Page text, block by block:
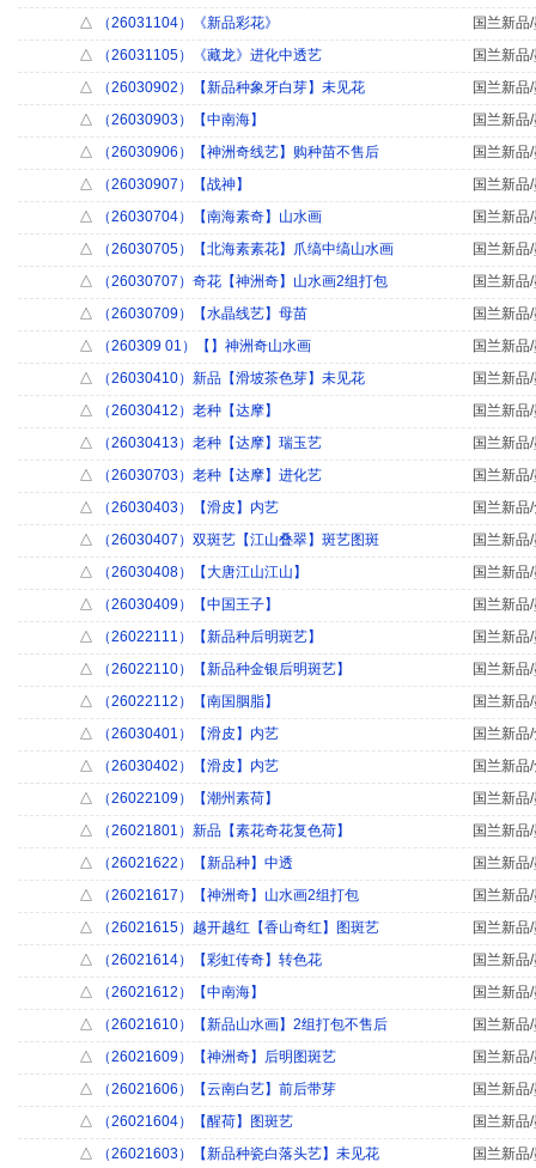
△ （26031104）《新品彩花》
国兰新品
△ （26031105）《藏龙》进化中透艺
国兰新品
△ （26030902）【新品种象牙白芽】未见花
国兰新品
△ （26030903）【中南海】
国兰新品
△ （26030906）【神洲奇线艺】购种苗不售后
国兰新品
△ （26030907）【战神】
国兰新品
△ （26030704）【南海素奇】山水画
国兰新品
△ （26030705）【北海素素花】爪缟中缟山水画
国兰新品
△ （26030707）奇花【神洲奇】山水画2组打包
国兰新品
△ （26030709）【水晶线艺】母苗
国兰新品
△ （260309 01）【】神洲奇山水画
国兰新品
△ （26030410）新品【滑坡茶色芽】未见花
国兰新品
△ （26030412）老种【达摩】
国兰新品
△ （26030413）老种【达摩】瑞玉艺
国兰新品
△ （26030703）老种【达摩】进化艺
国兰新品
△ （26030403）【滑皮】内艺
国兰新品
△ （26030407）双斑艺【江山叠翠】斑艺图斑
国兰新品
△ （26030408）【大唐江山江山】
国兰新品
△ （26030409）【中国王子】
国兰新品
△ （26022111）【新品种后明斑艺】
国兰新品
△ （26022110）【新品种金银后明斑艺】
国兰新品
△ （26022112）【南国胭脂】
国兰新品
△ （26030401）【滑皮】内艺
国兰新品
△ （26030402）【滑皮】内艺
国兰新品
△ （26022109）【潮州素荷】
国兰新品
△ （26021801）新品【素花奇花复色荷】
国兰新品
△ （26021622）【新品种】中透
国兰新品
△ （26021617）【神洲奇】山水画2组打包
国兰新品
△ （26021615）越开越红【香山奇红】图斑艺
国兰新品
△ （26021614）【彩虹传奇】转色花
国兰新品
△ （26021612）【中南海】
国兰新品
△ （26021610）【新品山水画】2组打包不售后
国兰新品
△ （26021609）【神洲奇】后明图斑艺
国兰新品
△ （26021606）【云南白艺】前后带芽
国兰新品
△ （26021604）【醒荷】图斑艺
国兰新品
△ （26021603）【新品种瓷白落头艺】未见花
国兰新品